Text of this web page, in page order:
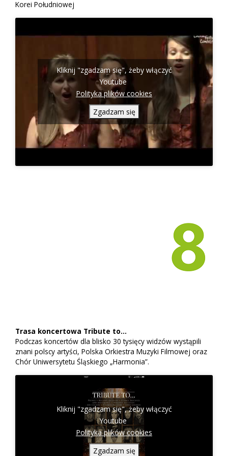
Korei Południowej
Kliknij "zgadzam się", żeby włączyć
Youtube
Polityka plików cookies
Zgadzam się
Trasa koncertowa Tribute to…
Podczas koncertów dla blisko 30 tysięcy widzów wystąpili
znani polscy artyści, Polska Orkiestra Muzyki Filmowej oraz
Chór Uniwersytetu Śląskiego „Harmonia”.
Kliknij "zgadzam się", żeby włączyć
Youtube
Polityka plików cookies
Zgadzam się